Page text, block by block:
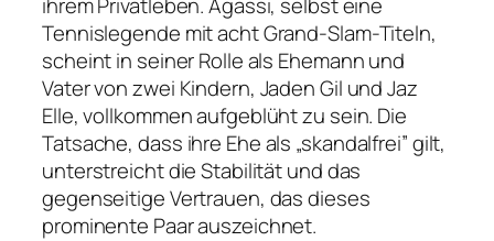
Tennislegende mit acht Grand-Slam-Titeln,
scheint in seiner Rolle als Ehemann und
Vater von zwei Kindern, Jaden Gil und Jaz
Elle, vollkommen aufgeblüht zu sein. Die
Tatsache, dass ihre Ehe als „skandalfrei” gilt,
unterstreicht die Stabilität und das
gegenseitige Vertrauen, das dieses
prominente Paar auszeichnet.